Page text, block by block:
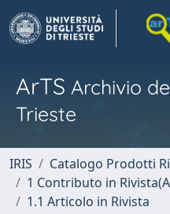
ArTS Archivio
Trieste
IRIS
Catalogo Prodotti
1 Contributo in
1.1 Articolo in Rivista